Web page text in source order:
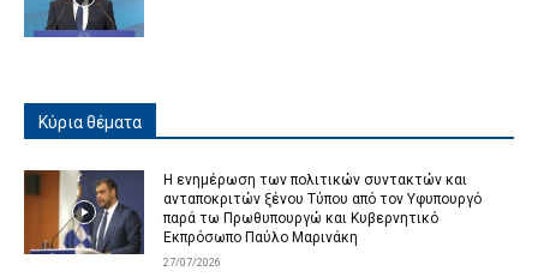
Κύρια θέματα
Η ενημέρωση των πολιτικών συντακτών και
ανταποκριτών ξένου Τύπου από τον Υφυπουργό
παρά τω Πρωθυπουργώ και Κυβερνητικό
Εκπρόσωπο Παύλο Μαρινάκη
27/07/2026